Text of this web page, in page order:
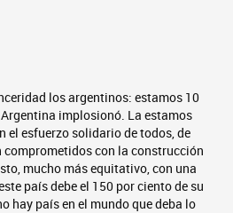
los argentinos: estamos 10
implosionó. La estamos
el esfuerzo solidario de todos, de
con la construcción
mucho más equitativo, con una
país debe el 150 por ciento de su
hay país en el mundo que deba lo